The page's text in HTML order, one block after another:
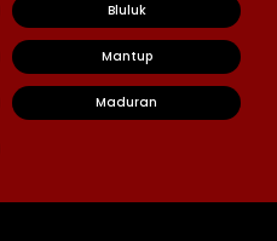
Bluluk
Mantup
Maduran